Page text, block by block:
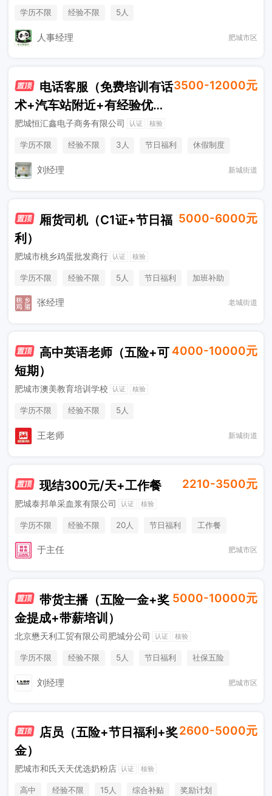
学历不限 经验不限 5人
人事经理 肥城市区
电话客服（免费培训有话
术+汽车站附近+有经验优
先）
3500-12000元
肥城恒汇鑫电子商务有限公司 认证 核验
学历不限 经验不限 3人 节日福利
休假制度
综合补贴
刘经理 新城街道
厢货司机（C1证+节日福
利）
5000-6000元
肥城市桃乡鸡蛋批发商行 认证 核验
学历不限 经验不限 5人 节日福利
加班补助
综合补贴
张经理 老城街道
高中英语老师（五险+可
短期）
4000-10000元
肥城市澳美教育培训学校 认证 核验
学历不限 经验不限 5人
王老师 新城街道
现结300元/天+工作餐 2210-3500元
肥城泰邦单采血浆有限公司 认证 核验
学历不限 经验不限 20人 节日福利
工作餐
班车接送
于主任 肥城市区
带货主播（五险一金+奖
金提成+带薪培训）
5000-10000元
北京懋天利工贸有限公司肥城分公司 认证 核验
学历不限 经验不限 5人 节日福利
社保五险
刘经理 肥城市区
店员（五险+节日福利+奖
金）
2600-5000元
肥城市和氏天天优选奶粉店 认证 核验
高中 经验不限 15人 综合补贴
奖励计划